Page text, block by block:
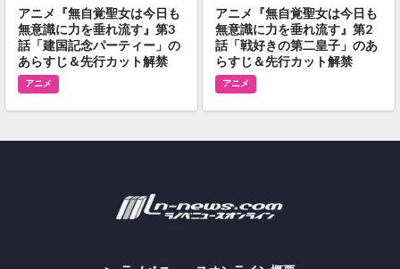
アニメ『無自覚聖女は今日も
無意識に力を垂れ流す』第3
話「建国記念パーティー」の
あらすじ＆先行カット解禁
アニメ
アニメ『無自覚聖女は今日も
無意識に力を垂れ流す』第2
話「戦好きの第二皇子」のあ
らすじ＆先行カット解禁
アニメ